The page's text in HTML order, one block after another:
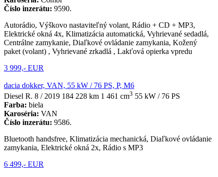
Číslo inzerátu: 9590.
Autorádio, Výškovo nastaviteľný volant, Rádio + CD + MP3,
Elektrické okná 4x, Klimatizácia automatická, Vyhrievané sedadlá,
Centrálne zamykanie, Diaľkové ovládanie zamykania, Kožený
paket (volant) , Vyhrievané zrkadlá , Lakťová opierka vpredu
3 999,- EUR
dacia dokker, VAN, 55 kW / 76 PS, P, M6
Diesel R. 8 / 2019 184 228 km 1 461 cm3 55 kW / 76 PS
Farba: biela
Karoséria: VAN
Číslo inzerátu: 9586.
Bluetooth handsfree, Klimatizácia mechanická, Diaľkové ovládanie
zamykania, Elektrické okná 2x, Rádio s MP3
6 499,- EUR